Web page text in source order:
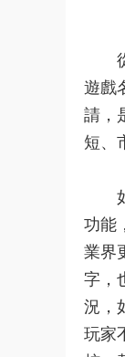
從
遊戲
請，
短、
如
功能
業界
字，
況，
玩家